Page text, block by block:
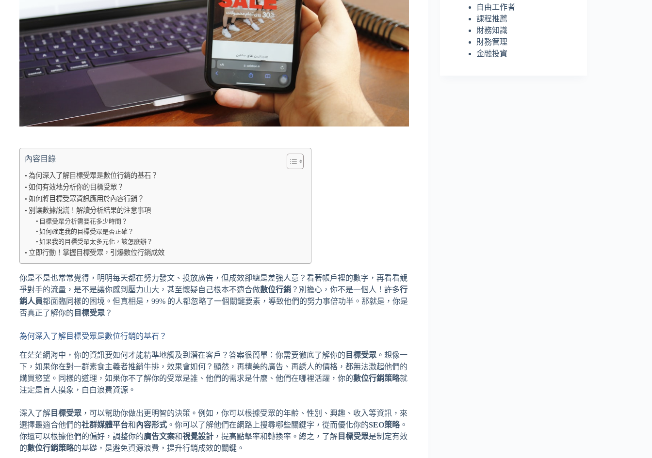
內容目錄
為何深入了解目標受眾是數位行銷的基石？
如何有效地分析你的目標受眾？
如何將目標受眾資訊應用於內容行銷？
別讓數據說謊！解讀分析結果的注意事項
目標受眾分析需要花多少時間？
如何確定我的目標受眾是否正確？
如果我的目標受眾太多元化，該怎麼辦？
立即行動！掌握目標受眾，引爆數位行銷成效
你是不是也常常覺得，明明每天都在努力發文、投放廣告，但成效卻總是差強人意？看著帳戶裡的數字，再看看競
爭對手的流量，是不是讓你感到壓力山大，甚至懷疑自己根本不適合做數位行銷 ？別擔心，你不是一個人！許多行
銷人員都面臨同樣的困境。但真相是，99% 的人都忽略了一個關鍵要素，導致他們的努力事倍功半。那就是，你是
否真正了解你的 目標受眾 ？
為何深入了解目標受眾是數位行銷的基石？
在茫茫網海中，你的資訊要如何才能精準地觸及到潛在客戶？答案很簡單：你需要徹底了解你的 目標受眾 。想像一
下，如果你在對一群素食主義者推銷牛排，效果會如何？顯然，再精美的廣告、再誘人的價格，都無法激起他們的
購買慾望。同樣的道理，如果你不了解你的受眾是誰、他們的需求是什麼、他們在哪裡活躍，你的數位行銷策略就
注定是盲人摸象，白白浪費資源。
深入了解 目標受眾 ，可以幫助你做出更明智的決策。例如，你可以根據受眾的年齡、性別、興趣、收入等資訊，來
選擇最適合他們的社群媒體平台和內容形式 。你可以了解他們在網路上搜尋哪些關鍵字，從而優化你的SEO策略。
你還可以根據他們的偏好，調整你的廣告文案和視覺設計 ，提高點擊率和轉換率。總之，了解 目標受眾是制定有效
的數位行銷策略的基礎，是避免資源浪費，提升行銷成效的關鍵。
自由工作者
課程推薦
財務知識
財務管理
金融投資